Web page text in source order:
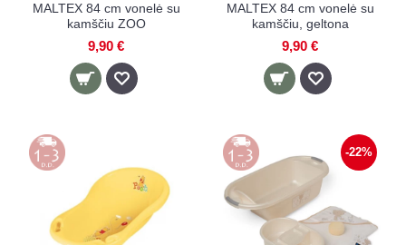
MALTEX 84 cm vonelė su
kamščiu ZOO
9,90 €
MALTEX 84 cm vonelė su
kamščiu, geltona
9,90 €
-22%